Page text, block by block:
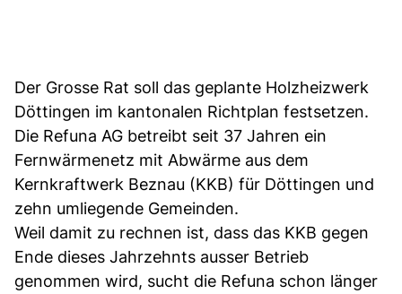
Der Grosse Rat soll das geplante Holzheizwerk
Döttingen im kantonalen Richtplan festsetzen.
Die Refuna AG betreibt seit 37 Jahren ein
Fernwärmenetz mit Abwärme aus dem
Kernkraftwerk Beznau (KKB) für Döttingen und
zehn umliegende Gemeinden.
Weil damit zu rechnen ist, dass das KKB gegen
Ende dieses Jahrzehnts ausser Betrieb
genommen wird, sucht die Refuna schon länger